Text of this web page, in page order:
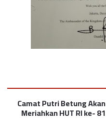
Camat Putri Betung Akan
Meriahkan HUT RI ke- 81